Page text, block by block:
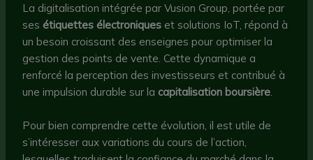
La digitalisation intégrée par Vusion Group, portée par
ses étiquettes électroniques et solutions IoT, répond à
un besoin croissant des enseignes pour optimiser la
gestion des points de vente. Cette dynamique a
renforcé la perception des investisseurs et contribué à
une impulsion durable sur la capitalisation boursière
Pour bien comprendre cette évolution, il est utile de
s’intéresser aux variations du cours de l’action,